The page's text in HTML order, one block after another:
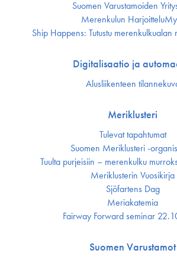
Suomen Varustamoiden
Merenkulun
Ship Happens: Tutustu merenkulkualan
Digitalisaatio ja
Alusliikenteen
Meriklusteri
Tulevat tapahtumat
Suomen Meriklusteri -
Tuulta purjeisiin – merenkulku
Meriklusterin Vuosikirja
Sjöfartens Dag
Meriakatemia
Fairway Forward seminar
Suomen Varustamot